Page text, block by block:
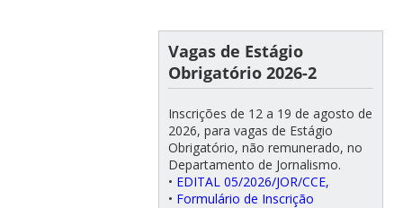
Vagas de Estágio
Obrigatório 2026-2
Inscrições de 12 a 19 de agosto de
2026, para vagas de Estágio
Obrigatório, não remunerado, no
Departamento de Jornalismo.
• EDITAL 05/2026/JOR/CCE,
• Formulário de Inscrição